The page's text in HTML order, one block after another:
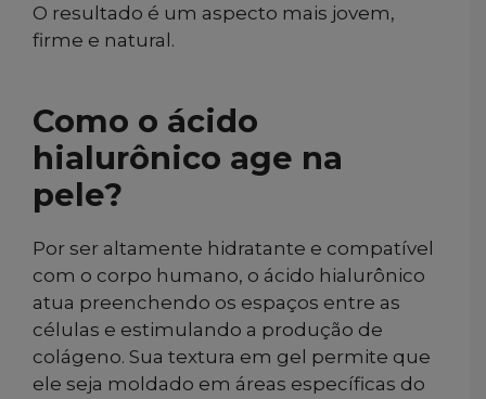
O resultado é um aspecto mais jovem,
firme e natural.
Como o ácido
hialurônico age na
pele?
Por ser altamente hidratante e compatível
com o corpo humano, o ácido hialurônico
atua preenchendo os espaços entre as
células e estimulando a produção de
colágeno. Sua textura em gel permite que
ele seja moldado em áreas específicas do